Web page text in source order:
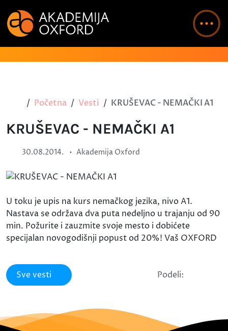
Početna Vesti KRUŠEVAC - NEMAČKI A1
KRUŠEVAC - NEMAČKI A1
30.08.2014. • Akademija Oxford
U toku je upis na kurs nemačkog jezika, nivo A1.
Nastava se održava dva puta nedeljno u trajanju od 90
min. Požurite i zauzmite svoje mesto i dobićete
specijalan novogodišnji popust od 20%! Vaš OXFORD
Sve vesti Podeli: